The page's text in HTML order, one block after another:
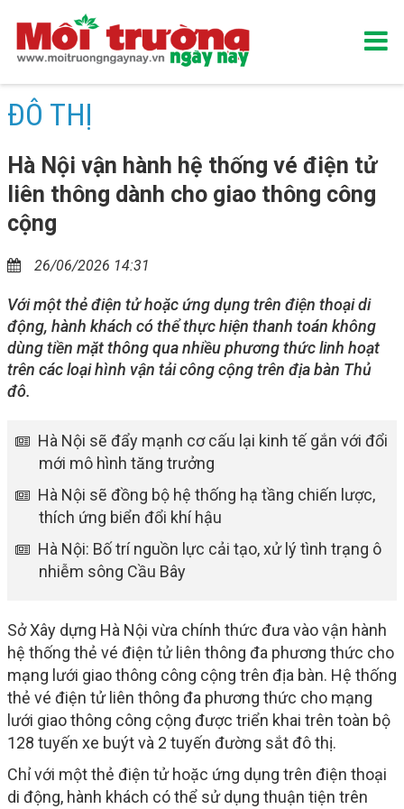
ĐÔ THỊ
Hà Nội vận hành hệ thống vé điện tử
liên thông dành cho giao thông công
cộng
26/06/2026 14:31
Với một thẻ điện tử hoặc ứng dụng trên điện thoại di
động, hành khách có thể thực hiện thanh toán không
dùng tiền mặt thông qua nhiều phương thức linh hoạt
trên các loại hình vận tải công cộng trên địa bàn Thủ
đô.
Hà Nội sẽ đẩy mạnh cơ cấu lại kinh tế gắn với đổi
mới mô hình tăng trưởng
Hà Nội sẽ đồng bộ hệ thống hạ tầng chiến lược,
thích ứng biển đổi khí hậu
Hà Nội: Bố trí nguồn lực cải tạo, xử lý tình trạng ô
nhiễm sông Cầu Bây
Sở Xây dựng Hà Nội vừa chính thức đưa vào vận hành
hệ thống thẻ vé điện tử liên thông đa phương thức cho
mạng lưới giao thông công cộng trên địa bàn. Hệ thống
thẻ vé điện tử liên thông đa phương thức cho mạng
lưới giao thông công cộng được triển khai trên toàn bộ
128 tuyến xe buýt và 2 tuyến đường sắt đô thị.
Chỉ với một thẻ điện tử hoặc ứng dụng trên điện thoại
di động, hành khách có thể sử dụng thuận tiện trên